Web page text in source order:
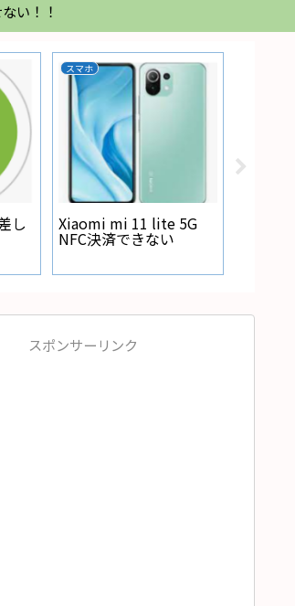
い！！
し
スマホ
Xiaomi mi 11 lite 5G
NFC決済できない
スポンサーリンク